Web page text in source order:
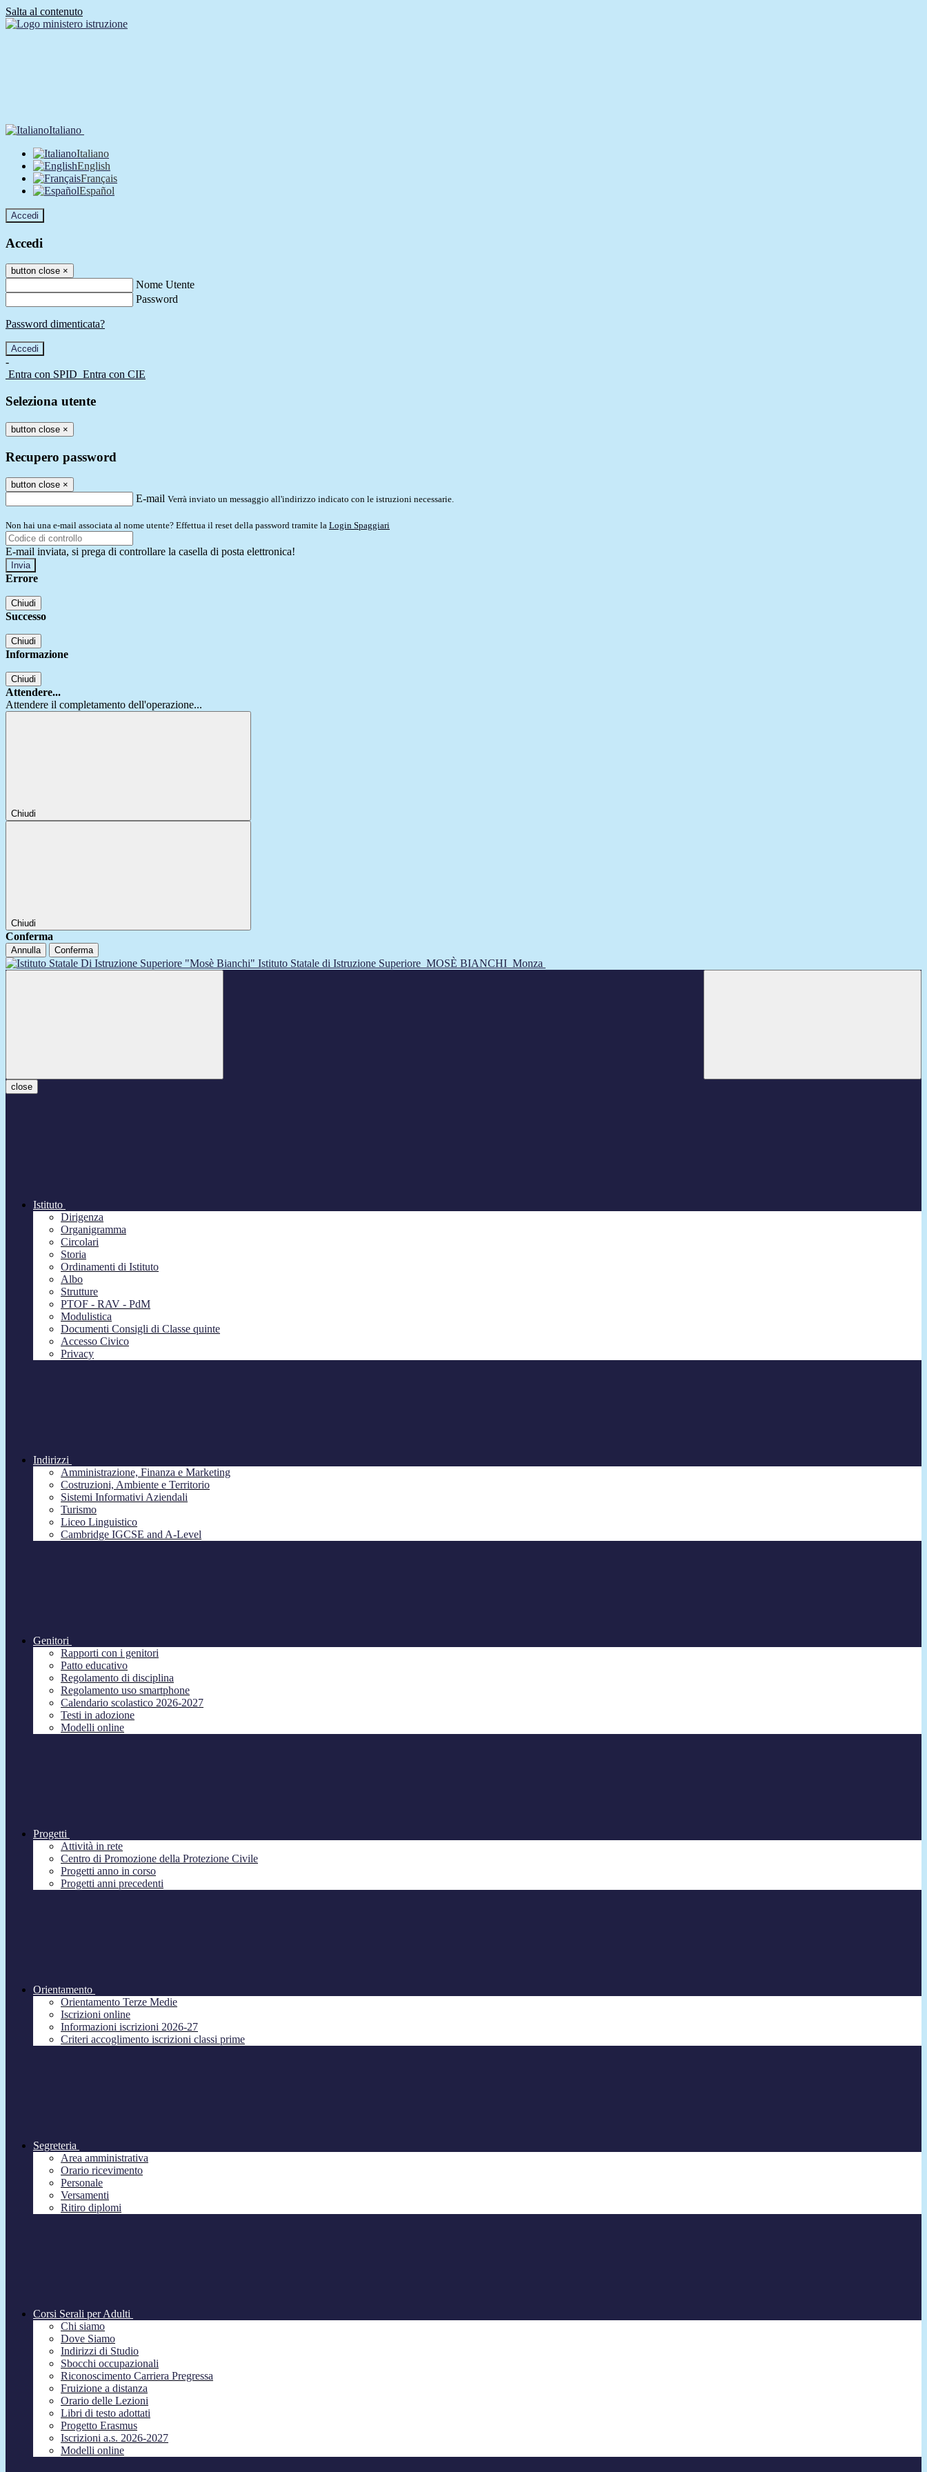
Salta al contenuto
Italiano
Italiano
English
Français
Español
Accedi
Accedi
button close ×
Nome Utente
Password
Password dimenticata?
-
Entra con SPID Entra con CIE
Seleziona utente
button close ×
Recupero password
button close ×
E-mail Verrà inviato un messaggio all'indirizzo indicato con le istruzioni necessarie.
Non hai una e-mail associata al nome utente? Effettua il reset della password tramite la Login Spaggiari
E-mail inviata, si prega di controllare la casella di posta elettronica!
Errore
Chiudi
Successo
Chiudi
Informazione
Chiudi
Attendere...
Attendere il completamento dell'operazione...
Chiudi
Chiudi
Conferma
Annulla Conferma
Istituto Statale di Istruzione Superiore MOSÈ BIANCHI Monza
close
Istituto
Dirigenza
Organigramma
Circolari
Storia
Ordinamenti di Istituto
Albo
Strutture
PTOF - RAV - PdM
Modulistica
Documenti Consigli di Classe quinte
Accesso Civico
Privacy
Indirizzi
Amministrazione, Finanza e Marketing
Costruzioni, Ambiente e Territorio
Sistemi Informativi Aziendali
Turismo
Liceo Linguistico
Cambridge IGCSE and A-Level
Genitori
Rapporti con i genitori
Patto educativo
Regolamento di disciplina
Regolamento uso smartphone
Calendario scolastico 2026-2027
Testi in adozione
Modelli online
Progetti
Attività in rete
Centro di Promozione della Protezione Civile
Progetti anno in corso
Progetti anni precedenti
Orientamento
Orientamento Terze Medie
Iscrizioni online
Informazioni iscrizioni 2026-27
Criteri accoglimento iscrizioni classi prime
Segreteria
Area amministrativa
Orario ricevimento
Personale
Versamenti
Ritiro diplomi
Corsi Serali per Adulti
Chi siamo
Dove Siamo
Indirizzi di Studio
Sbocchi occupazionali
Riconoscimento Carriera Pregressa
Fruizione a distanza
Orario delle Lezioni
Libri di testo adottati
Progetto Erasmus
Iscrizioni a.s. 2026-2027
Modelli online